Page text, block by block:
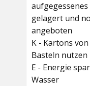
gelagert und
angeboten
K - Kartons
Basteln nutzen
E - Energie
Wasser